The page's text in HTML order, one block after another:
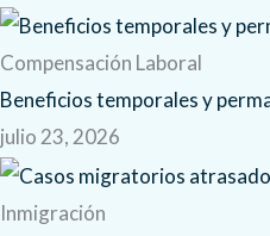
Compensación Laboral
Beneficios temporales y
julio 23, 2026
Inmigración